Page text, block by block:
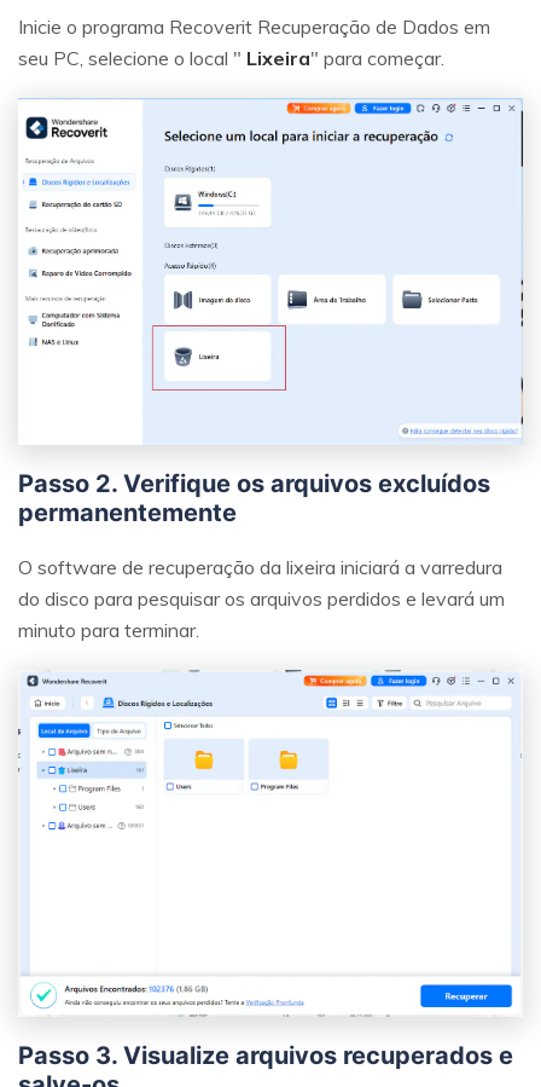
Inicie o programa Recoverit Recuperação de Dados em
seu PC, selecione o local " Lixeira" para começar.
Passo 2. Verifique os arquivos excluídos
permanentemente
O software de recuperação da lixeira iniciará a varredura
do disco para pesquisar os arquivos perdidos e levará um
minuto para terminar.
Passo 3. Visualize arquivos recuperados e